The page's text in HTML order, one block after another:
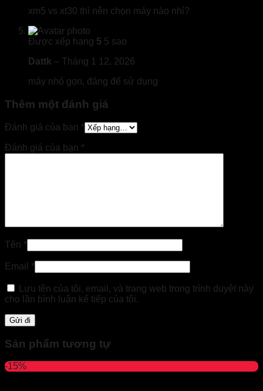
xm5 vs xt30 thì nên chọn máy nào nhỉ?
Được xếp hạng 5 5 sao
Dattk –
Tháng 1 12, 2026
máy nhỏ gọn, đáng để sử dụng
Thêm một đánh giá
Đánh giá của bạn *
Đánh giá của bạn *
Tên *
Email *
Lưu tên của tôi, email, và trang web trong trình duyệt này
cho lần bình luận kế tiếp của tôi.
Sản phẩm tương tự
-15%